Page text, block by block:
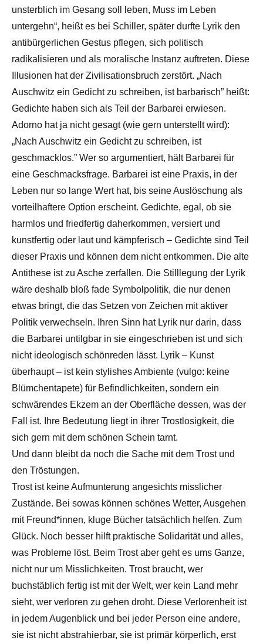
unsterblich im Gesang soll leben, Muss im Leben
untergehn“, heißt es bei Schiller, später durfte Lyrik den
antibürgerlichen Gestus pflegen, sich politisch
radikalisieren und als moralische Instanz auftreten. Diese
Illusionen hat der Zivilisationsbruch zerstört. „Nach
Auschwitz ein Gedicht zu schreiben, ist barbarisch” heißt:
Gedichte haben sich als Teil der Barbarei erwiesen.
Adorno hat ja nicht gesagt (wie gern unterstellt wird):
„Nach Auschwitz ein Gedicht zu schreiben, ist
geschmacklos.” Wer so argumentiert, hält Barbarei für
eine Geschmacksfrage. Barbarei ist eine Praxis, in der
Leben nur so lange Wert hat, bis seine Auslöschung als
vorteilhaftere Option erscheint. Gedichte, egal, ob sie
harmlos und friedfertig daherkommen, versiert und
kunstfertig oder laut und kämpferisch – Gedichte sind Teil
dieser Praxis und können dem nicht entkommen. Die alte
Antithese ist zu Asche zerfallen. Die Stilllegung der Lyrik
wäre deshalb bloß fade Symbolpolitik, die nur denen
etwas bringt, die das Setzen von Zeichen mit aktiver
Politik verwechseln. Ihren Sinn hat Lyrik nur darin, dass
die Barbarei untilgbar in sie eingeschrieben ist und sich
nicht ideologisch schönreden lässt. Lyrik – Kunst
überhaupt – ist kein stylishes Ambiente (vulgo: keine
Blümchentapete) für Befindlichkeiten, sondern ein
schwärendes Ekzem an der Oberfläche dessen, was der
Fall ist. Ihre Bedeutung liegt in ihrer Trostlosigkeit, die
sich gern mit dem schönen Schein tarnt.
Und dann bleibt da noch die Sache mit dem Trost und
den Tröstungen.
Trost ist keine Aufmunterung angesichts misslicher
Zustände. Bei sowas können schönes Wetter, Ausgehen
mit Freund*innen, kluge Bücher tatsächlich helfen. Zum
Glück. Noch besser hilft praktische Solidarität und alles,
was Probleme löst. Beim Trost aber geht es ums Ganze,
nicht nur um Misslichkeiten. Trost braucht, wer
buchstäblich fertig ist mit der Welt, wer kein Land mehr
sieht, wer verloren zu gehen droht. Diese Verlorenheit ist
in jedem Augenblick und bei jeder Person eine andere,
sie ist nicht abstrahierbar, sie ist primär körperlich, erst